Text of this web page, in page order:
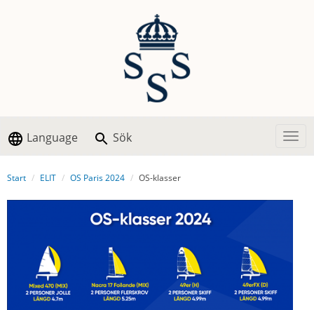
Language Sök
Start ELIT OS Paris 2024 OS-klasser